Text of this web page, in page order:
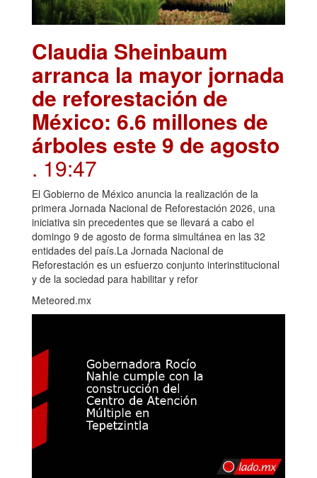
Claudia Sheinbaum
arranca la mayor jornada
de reforestación de
México: 6.6 millones de
árboles este 9 de agosto
. 19:47
El Gobierno de México anuncia la realización de la
primera Jornada Nacional de Reforestación 2026, una
iniciativa sin precedentes que se llevará a cabo el
domingo 9 de agosto de forma simultánea en las 32
entidades del país.La Jornada Nacional de
Reforestación es un esfuerzo conjunto interinstitucional
y de la sociedad para habilitar y refor
Meteored.mx